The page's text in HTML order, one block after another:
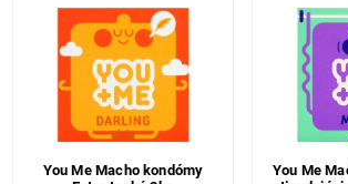
You Me Macho kondómy
You Me